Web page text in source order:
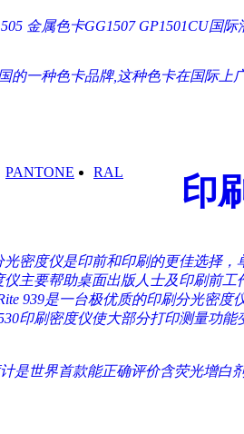
金属色卡GG1507 GP1501CU国
的一种色卡品牌,这种色卡在国际上
PANTONE RAL 印
光密度仪是印前和印刷的更佳选择，
仪主要帮助桌面出版人士及印刷前工
939是一台极优质的印刷分光密度
印刷密度仪使大部分打印测量功能
是世界首款能正确评价含荧光增白